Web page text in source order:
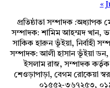
«
প্রতিষ্ঠাতা সম্পাদক :অধ্যাপক
সম্পাদক: শামিম আহম্মদ খান,
সাকিক হারুন ভূঁইয়া, নির্বাহী
সম্পাদক: আলী হাসান ভূঁইয়া ডন,
ইসলাম রাজ, সম্পাদক কর্তৃক
শেওড়াপাড়া, বেগম রোকেয়া
০১৫৫২-৩৬৭২৫৩,